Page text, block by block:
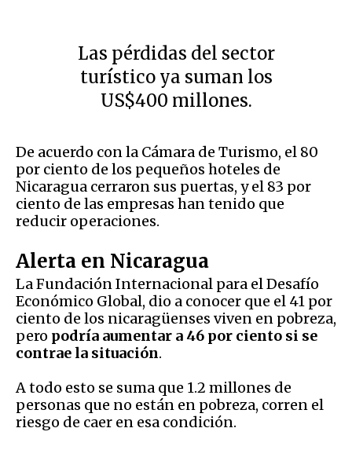
Las pérdidas del sector
turístico ya suman los
US$400 millones.
De acuerdo con la Cámara de Turismo, el 80
por ciento de los pequeños hoteles de
Nicaragua cerraron sus puertas, y el 83 por
ciento de las empresas han tenido que
reducir operaciones.
Alerta en Nicaragua
La Fundación Internacional para el Desafío
Económico Global, dio a conocer que el 41 por
ciento de los nicaragüenses viven en pobreza,
pero podría aumentar a 46 por ciento si se
contrae la situación.
A todo esto se suma que 1.2 millones de
personas que no están en pobreza, corren el
riesgo de caer en esa condición.